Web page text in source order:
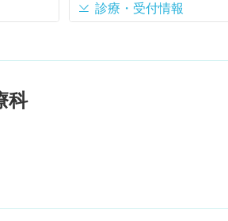
診療・受付情報
科